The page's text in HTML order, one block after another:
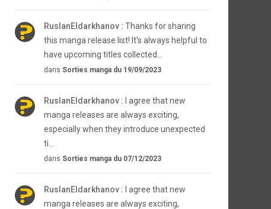
RuslanEldarkhanov : Thanks for sharing
this manga release list! It's always helpful to
have upcoming titles collected...
dans Sorties manga du 19/09/2023
RuslanEldarkhanov :
I agree that new
manga releases are always exciting,
especially when they introduce unexpected
ti...
dans Sorties manga du 07/12/2023
RuslanEldarkhanov :
I agree that new
manga releases are always exciting,